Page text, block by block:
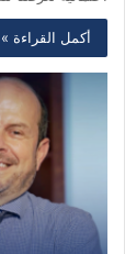
أكمل القراءة »